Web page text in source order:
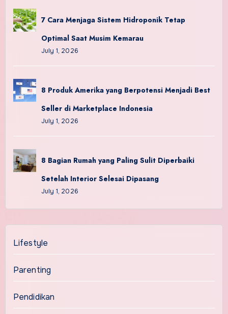
7 Cara Menjaga Sistem Hidroponik Tetap
Optimal Saat Musim Kemarau
July 1, 2026
8 Produk Amerika yang Berpotensi Menjadi Best
Seller di Marketplace Indonesia
July 1, 2026
8 Bagian Rumah yang Paling Sulit Diperbaiki
Setelah Interior Selesai Dipasang
July 1, 2026
Lifestyle
Parenting
Pendidikan